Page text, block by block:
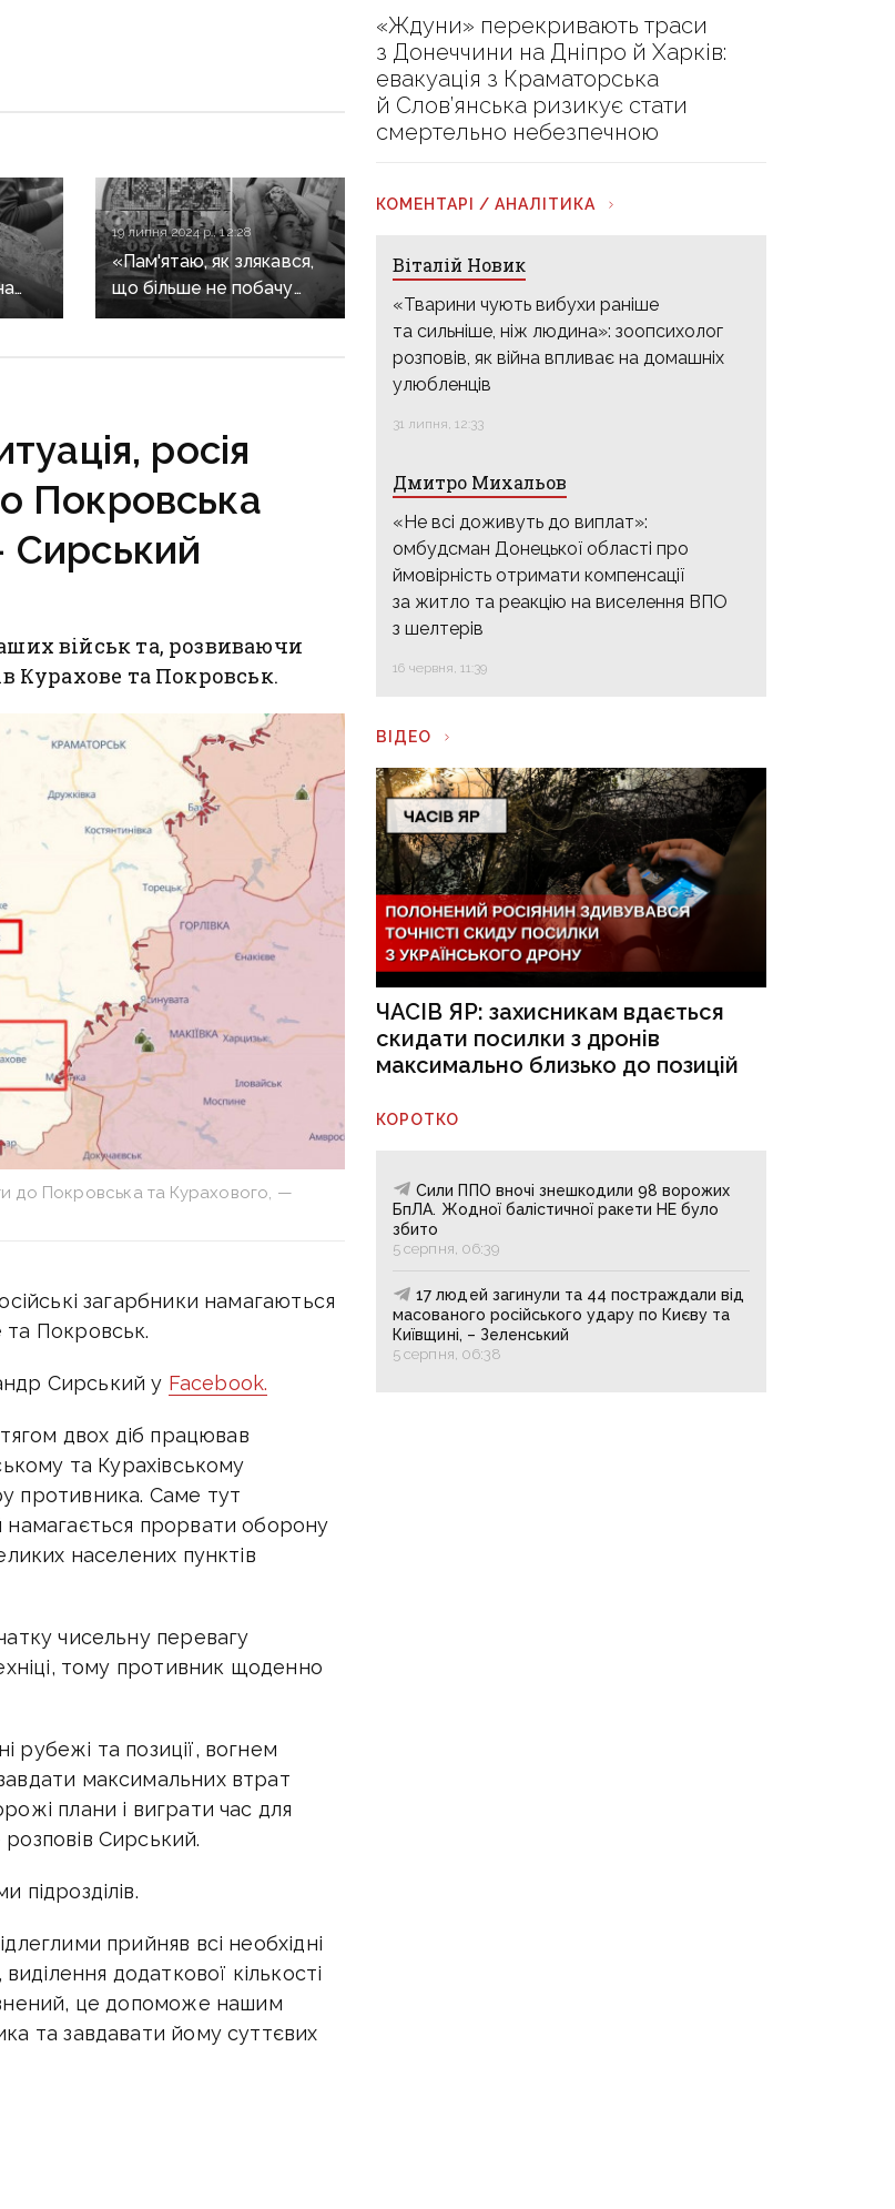
19 липня 2024 р., 12:28
«Пам'ятаю, як злякався,
що більше не побачу
кохану й доцю»:
росія
Покровська
Сирський
військ та, розвиваючи
Курахове та Покровськ.
до Покровська та Курахового, —
загарбники намагаються
та Покровськ.
Сирський у Facebook.
двох діб працював
та Курахівському
противника. Саме тут
намагається прорвати оборону
населених пунктів
чисельну перевагу
тому противник щоденно
та позиції, вогнем
максимальних втрат
плани і виграти час для
Сирський.
підрозділів.
прийняв всі необхідні
додаткової кількості
це допоможе нашим
та завдавати йому суттєвих
«Ждуни» перекривають траси
з Донеччини на Дніпро й Харків:
евакуація з Краматорська
й Слов’янська ризикує стати
смертельно небезпечною
КОМЕНТАРІ / АНАЛІТИКА
Віталій Новик
«Тварини чують вибухи раніше
та сильніше, ніж людина»: зоопсихолог
розповів, як війна впливає на домашніх
улюбленців
31 липня, 12:33
Дмитро Михальов
«Не всі доживуть до виплат»:
омбудсман Донецької області про
ймовірність отримати компенсації
за житло та реакцію на виселення ВПО
з шелтерів
16 червня, 11:39
ВІДЕО
ЧАСІВ ЯР: захисникам вдається
скидати посилки з дронів
максимально близько до позицій
КОРОТКО
Сили ППО вночі знешкодили 98 ворожих
БпЛА. Жодної балістичної ракети НЕ було
збито
5 серпня, 06:39
17 людей загинули та 44 постраждали від
масованого російського удару по Києву та
Київщині, – Зеленський
5 серпня, 06:38